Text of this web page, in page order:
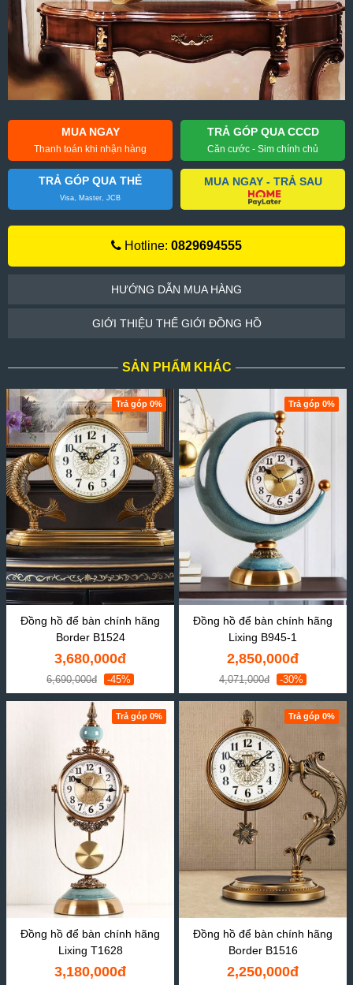
MUA NGAY
Thanh toán khi nhận hàng
TRẢ GÓP QUA CCCD
Căn cước - Sim chính chủ
TRẢ GÓP QUA THẺ
Visa, Master, JCB
MUA NGAY - TRẢ SAU
Hotline: 0829694555
HƯỚNG DẪN MUA HÀNG
GIỚI THIỆU THẾ GIỚI ĐỒNG HỒ
SẢN PHẨM KHÁC
Trả góp 0%
Đồng hồ để bàn chính hãng
Border B1524
3,680,000đ
6,690,000đ -45%
Trả góp 0%
Đồng hồ để bàn chính hãng
Lixing B945-1
2,850,000đ
4,071,000đ -30%
Trả góp 0%
Đồng hồ để bàn chính hãng
Lixing T1628
3,180,000đ
Trả góp 0%
Đồng hồ để bàn chính hãng
Border B1516
2,250,000đ